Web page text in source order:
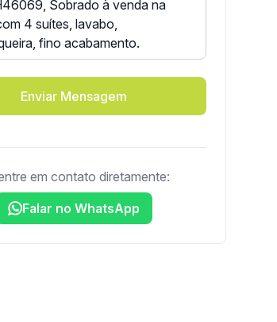
Enviar Mensagem
em contato diretamente:
Falar no WhatsApp